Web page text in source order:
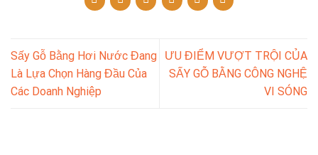
Sấy Gỗ Bằng Hơi Nước Đang
Là Lựa Chọn Hàng Đầu Của
Các Doanh Nghiệp
ƯU ĐIỂM VƯỢT TRỘI CỦA
SẤY GỖ BẰNG CÔNG NGHỆ
VI SÓNG